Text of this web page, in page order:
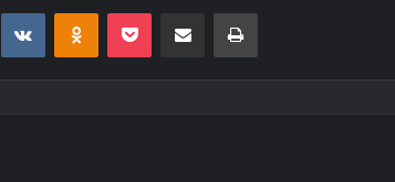
VKontakteOdnoklassniki
Pocket E-Posta ile paylaş Yazdır